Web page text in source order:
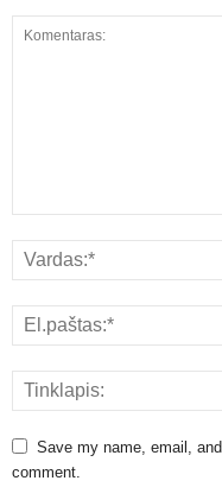
Save my name, email,
comment.